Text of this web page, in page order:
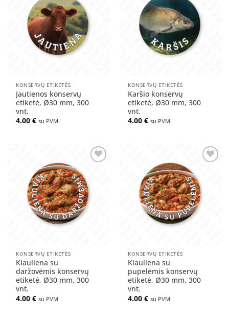
sąrašą
KONSERVŲ ETIKETĖS
Jautienos konservų
etiketė, Ø30 mm, 300
vnt.
4.00€ su PVM.
sąrašą
KONSERVŲ ETIKETĖS
Karšio konservų
etiketė, Ø30 mm, 300
vnt.
4.00€ su PVM.
sąrašą
KONSERVŲ ETIKETĖS
Kiauliena su
daržovėmis konservų
etiketė, Ø30 mm, 300
vnt.
4.00€ su PVM.
sąrašą
KONSERVŲ ETIKETĖS
Kiauliena su
pupelėmis konservų
etiketė, Ø30 mm, 300
vnt.
4.00€ su PVM.